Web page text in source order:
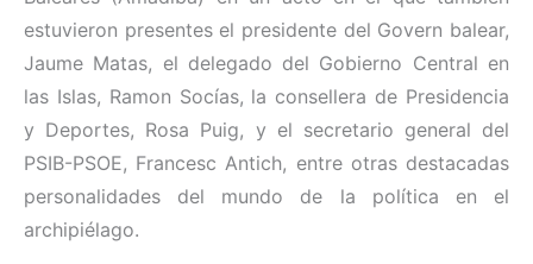
estuvieron presentes el presidente del Govern balear,
Jaume Matas, el delegado del Gobierno Central en
las Islas, Ramon Socías, la consellera de Presidencia
y Deportes, Rosa Puig, y el secretario general del
PSIB-PSOE, Francesc Antich, entre otras destacadas
personalidades del mundo de la política en el
archipiélago.